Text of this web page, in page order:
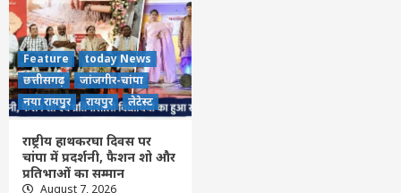
Feature
today News
छत्तीसगढ़
जांजगीर-चांपा
नया रायपुर
रायपुर लेटेस्ट
राष्ट्रीय हाथकरघा दिवस पर
चांपा में प्रदर्शनी, फैशन शो और
प्रतिभाओं का सम्मान
August 7, 2026